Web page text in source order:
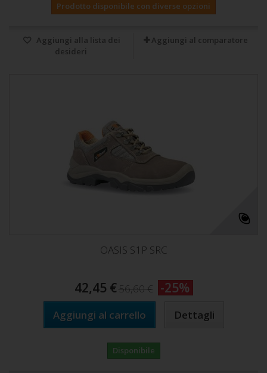
Prodotto disponibile con diverse opzioni
Aggiungi alla lista dei
desideri
Aggiungi al comparatore
OASIS S1P SRC
42,45 €56,60 € -25%
Aggiungi al carrello Dettagli
Disponibile